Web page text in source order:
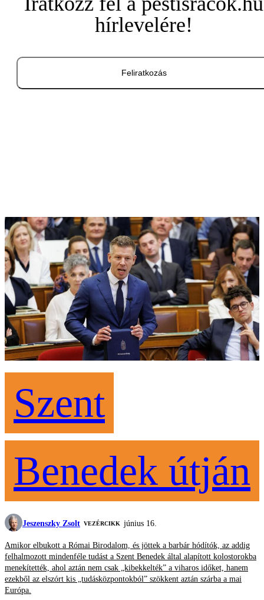
hírlevelére!
Feliratkozás
Szent
Benedek útján
Jeszenszky Zsolt VEZÉRCIKK június 16.
Amikor elbukott a Római Birodalom, és jöttek a barbár hódítók, az addig
felhalmozott mindenféle tudást a Szent Benedek által alapított kolostorokba
menekítették, ahol aztán nem csak „kibekkelték” a viharos időket, hanem
ezekből az elszórt kis „tudásközpontokból” szökkent aztán szárba a mai
Európa.